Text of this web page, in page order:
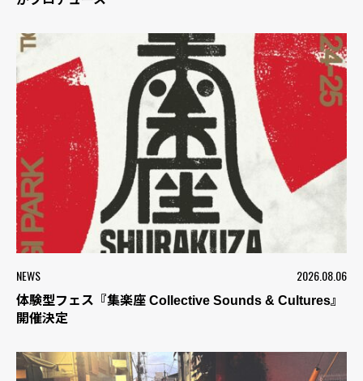
NEWS 2026.08.06
体験型フェス『集楽座 Collective Sounds & Cultures』
開催決定